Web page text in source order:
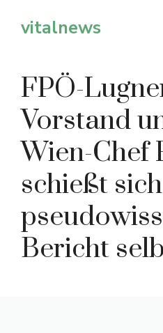
Inhaltvitalnews
FPÖ-
Vorstand
Wien-Chef
schießt
Bericht